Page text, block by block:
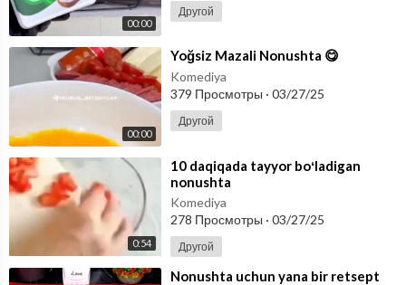
00:00
Другой
00:00
⁣Yoğsiz Mazali Nonushta 😋
Komediya
379 Просмотры · 03/27/25
Другой
0:54
⁣10 daqiqada tayyor boʻladigan
nonushta
Komediya
278 Просмотры · 03/27/25
Другой
⁣Nonushta uchun yana bir retsept